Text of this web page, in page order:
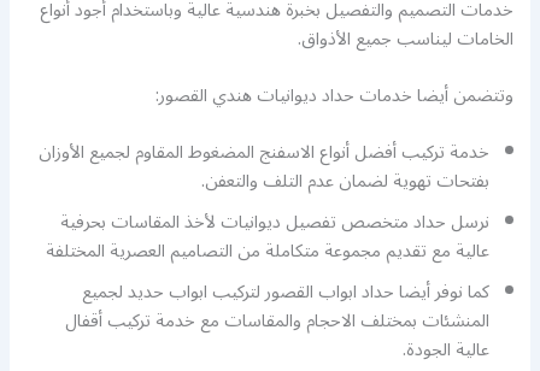
خدمات التصميم والتفصيل بخبرة هندسية عالية وباستخدام أجود أنواع
الخامات ليناسب جميع الأذواق.
وتتضمن أيضا خدمات حداد ديوانيات هندي القصور:
خدمة تركيب أفضل أنواع الاسفنج المضغوط المقاوم لجميع الأوزان
بفتحات تهوية لضمان عدم التلف والتعفن.
نرسل حداد متخصص تفصيل ديوانيات لأخذ المقاسات بحرفية
عالية مع تقديم مجموعة متكاملة من التصاميم العصرية المختلفة
كما نوفر أيضا حداد ابواب القصور لتركيب ابواب حديد لجميع
المنشئات بمختلف الاحجام والمقاسات مع خدمة تركيب أقفال
عالية الجودة.